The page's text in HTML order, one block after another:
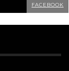
FACEBOOK